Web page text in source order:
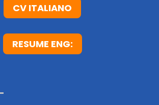
CV ITALIANO
RESUME ENG: